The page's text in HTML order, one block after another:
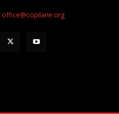
office@copilarie.org